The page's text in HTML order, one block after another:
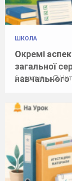
ШКОЛА
Окремі
загальної
навчального
6 серпня